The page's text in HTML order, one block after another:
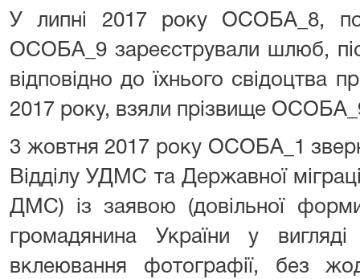
У липні 2017 року ОСОБА_8,
ОСОБА_9 зареєстрували шлюб,
відповідно до їхнього
2017 року, взяли прізвище
3 жовтня 2017 року ОСОБА_1
Відділу УДМС та Державної
ДМС) із заявою (довільної
громадянина України у
вклеювання фотографії, без